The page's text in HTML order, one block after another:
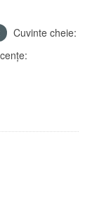
Cuvinte cheie: